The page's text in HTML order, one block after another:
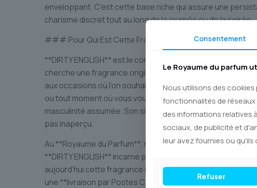
enveloppant. C’est cette base riche qui assure une
charisme discret tout au long de la journée ou de la soirée.
### Pour Qui Est Cette Fragrance ?
**DIRTY ENGLISH** est le compagnon idéal de l’homme qui
cherche une fragrance originale qui reflète sa force
aux occasions où l’on souhaite marquer les esprits :
ou tout moment où vous voulez projeter une image de
masculinité assumée. Son sillage distinctif en fait un
pas inaperçu.
Au **Royaume du Parfum**, nous sélectionnons avec
**DIRTY ENGLISH** incarne parfaitement cette quête de
aujourd’hui cette fragrance iconique et laissez-la
une **livraison par Postes Canada** soignée et sécurisée
Consentement
Le Royaume du parfum
Nous utilisons des
fonctionnalités de
des informations relatives
sociaux, de publicité et
leur avez fournies ou
Refuser